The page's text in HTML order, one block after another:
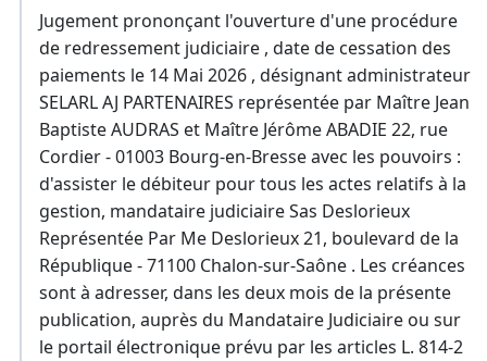
Jugement prononçant l'ouverture d'une procédure
de redressement judiciaire , date de cessation des
paiements le 14 Mai 2026 , désignant administrateur
SELARL AJ PARTENAIRES représentée par Maître Jean
Baptiste AUDRAS et Maître Jérôme ABADIE 22, rue
Cordier - 01003 Bourg-en-Bresse avec les pouvoirs :
d'assister le débiteur pour tous les actes relatifs à la
gestion, mandataire judiciaire Sas Deslorieux
Représentée Par Me Deslorieux 21, boulevard de la
République - 71100 Chalon-sur-Saône . Les créances
sont à adresser, dans les deux mois de la présente
publication, auprès du Mandataire Judiciaire ou sur
le portail électronique prévu par les articles L. 814-2